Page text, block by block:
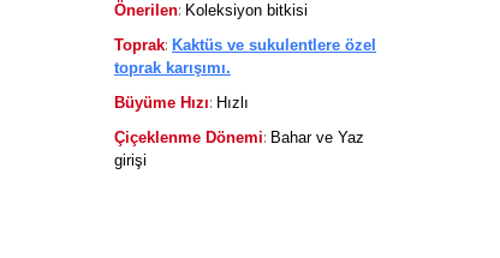
Önerilen: Koleksiyon bitkisi
Toprak: Kaktüs ve sukulentlere özel
toprak karışımı.
Büyüme Hızı: Hızlı
Çiçeklenme Dönemi: Bahar ve Yaz
girişi